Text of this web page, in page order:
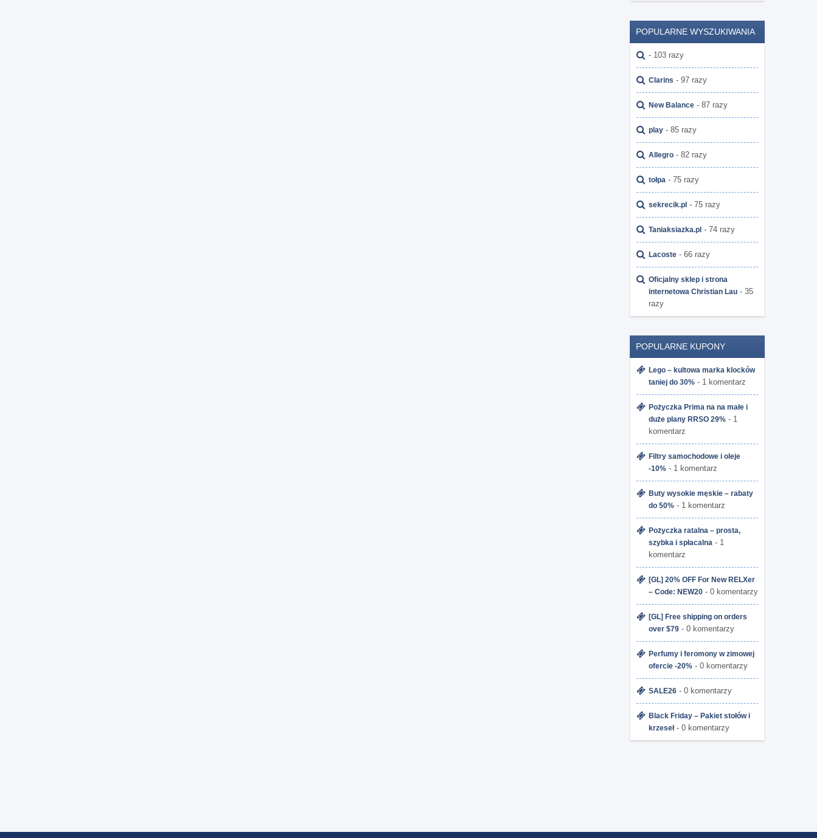
POPULARNE WYSZUKIWANIA
- 103 razy
Clarins - 97 razy
New Balance - 87 razy
play - 85 razy
Allegro - 82 razy
tołpa - 75 razy
sekrecik.pl - 75 razy
Taniaksiazka.pl - 74 razy
Lacoste - 66 razy
Oficjalny sklep i strona
internetowa Christian Lau - 35
razy
POPULARNE KUPONY
Lego – kultowa marka klocków
taniej do 30% - 1 komentarz
Pożyczka Prima na na małe i
duże plany RRSO 29% - 1
komentarz
Filtry samochodowe i oleje
-10% - 1 komentarz
Buty wysokie męskie – rabaty
do 50% - 1 komentarz
Pożyczka ratalna – prosta,
szybka i spłacalna - 1
komentarz
[GL] 20% OFF For New RELXer
– Code: NEW20 - 0 komentarzy
[GL] Free shipping on orders
over $79 - 0 komentarzy
Perfumy i feromony w zimowej
ofercie -20% - 0 komentarzy
SALE26 - 0 komentarzy
Black Friday – Pakiet stołów i
krzeseł- 0 komentarzy